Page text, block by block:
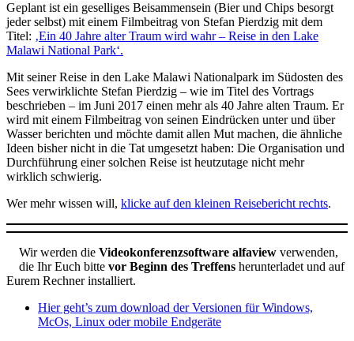
Geplant ist ein geselliges Beisammensein (Bier und Chips besorgt
jeder selbst) mit einem Filmbeitrag von Stefan Pierdzig mit dem
Titel: ‚Ein 40 Jahre alter Traum wird wahr – Reise in den Lake
Malawi National Park‘.
Mit seiner Reise in den Lake Malawi Nationalpark im Südosten des
Sees verwirklichte Stefan Pierdzig – wie im Titel des Vortrags
beschrieben – im Juni 2017 einen mehr als 40 Jahre alten Traum. Er
wird mit einem Filmbeitrag von seinen Eindrücken unter und über
Wasser berichten und möchte damit allen Mut machen, die ähnliche
Ideen bisher nicht in die Tat umgesetzt haben: Die Organisation und
Durchführung einer solchen Reise ist heutzutage nicht mehr
wirklich schwierig.
Wer mehr wissen will, klicke auf den kleinen Reisebericht rechts.
Wir werden die Videokonferenzsoftware alfaview verwenden,
die Ihr Euch bitte vor Beginn des Treffens herunterladet und auf
Eurem Rechner installiert.
Hier geht’s zum download der Versionen für Windows,
McOs, Linux oder mobile Endgeräte